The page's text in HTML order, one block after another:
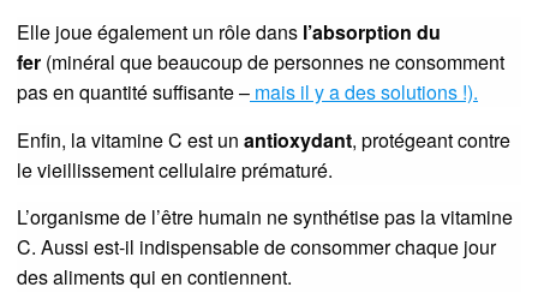
Elle joue également un rôle dans l’absorption du
fer (minéral que beaucoup de personnes ne consomment
pas en quantité suffisante – mais il y a des solutions !).
Enfin, la vitamine C est un antioxydant, protégeant contre
le vieillissement cellulaire prématuré.
L’organisme de l’être humain ne synthétise pas la vitamine
C. Aussi est-il indispensable de consommer chaque jour
des aliments qui en contiennent.